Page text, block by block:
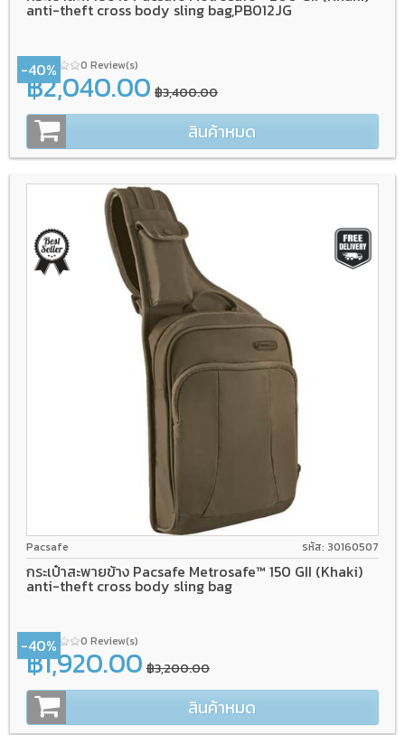
anti-theft cross body sling bag,PB012JG
0 Review(s)
-40%
฿2,040.00 ฿3,400.00
สินค้าหมด
Pacsafe รหัส: 30160507
กระเป๋าสะพายข้าง Pacsafe Metrosafe™ 150 GII (Khaki)
anti-theft cross body sling bag
0 Review(s)
-40%
฿1,920.00 ฿3,200.00
สินค้าหมด